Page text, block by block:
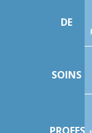
DE
SOINS